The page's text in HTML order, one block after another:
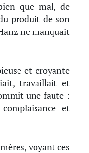
que mal, de
produit de son
ne manquait
et croyante
travaillait et
une faute :
et
voyant ces